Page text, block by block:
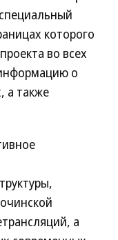
которого
во всех
о
а также
а